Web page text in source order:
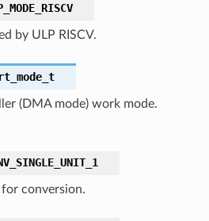
by ULP RISCV.
(DMA mode) work mode.
conversion.